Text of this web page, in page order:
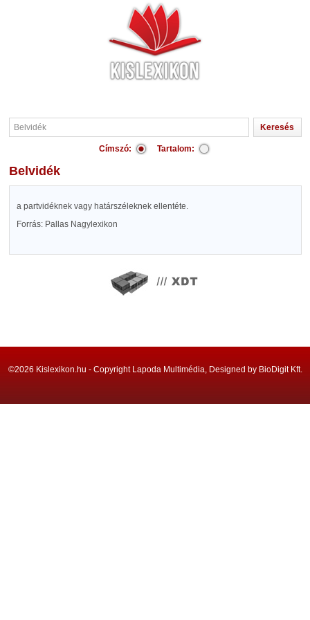
Címszó: Tartalom:
Belvidék
a partvidéknek vagy határszéleknek ellentéte.
Forrás: Pallas Nagylexikon
©2026 Kislexikon.hu - Copyright Lapoda Multimédia, Designed by BioDigit Kft.